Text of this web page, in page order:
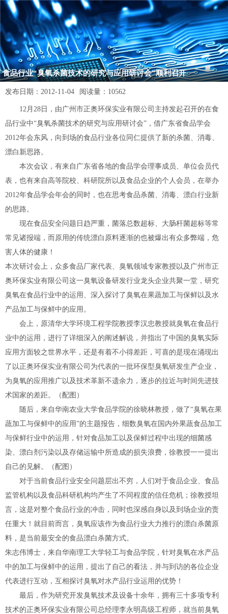
食品行业“臭氧杀菌技术的研究与应用研讨会”顺利召开
发布日期： 2012-11-04 阅读量： 10562
12月28日，由广州市正奥环保实业有限公司主持发起召开的在食
品行业中“臭氧杀菌技术的研究与应用研讨会”，借广东省食品学会
2012年会东风，向到场的食品行业各位同仁提供了新的杀菌、消毒、
漂白新思路。
本次会议，有来自广东省各地的食品学会理事成员、单位会员代
表，也有来自高等院校、科研院所以及食品企业的个人会员，在举办
2012年食品学会年会的同时，也在思考食品杀菌、消毒、漂白行业新
的思路。
现在食品安全问题日趋严重，菌落总数超标、大肠杆菌超标等常
常见诸报端，而原用的传统漂白原料逐渐的也被爆出有众多弊端，危
害人体的健康！
本次研讨会上，众多食品厂家代表、臭氧领域专家教授以及广州市正
奥环保实业有限公司这一臭氧设备研发行业龙头企业共聚一堂，研究
臭氧在食品行业中的运用、深入探讨了臭氧在果蔬加工与保鲜以及水
产品加工与保鲜中的应用。
会上，原清华大学环境工程学院教授李汉忠教授就臭氧在食品行
业中的运用，进行了详细深入的阐述解说，并指出了中国的臭氧实际
应用方面较之世界水平，还是有着不小得差距，可喜的是现在涌现出
了以正奥环保实业有限公司为代表的一批环保型臭氧研发生产企业，
为臭氧的应用推广以及技术革新不遗余力，逐步的拉近与时间先进技
术国家的差距。（配图）
随后，来自华南农业大学食品学院的徐晓林教授，做了“臭氧在果
蔬加工与保鲜中的应用”的主题报告，细数臭氧在国内外果蔬食品加工
与保鲜行业中的运用，针对食品加工以及保鲜过程中出现的细菌感
染、漂白剂污染以及存储运输中所造成的损失浪费，徐教授一一提出
自己的见解。（配图）
对于当前食品行业安全问题层出不穷，人们对于食品企业、食品
监管机构以及食品科研机构均产生了不同程度的信任危机；徐教授坦
言，这是对整个食品行业的冲击，同时也深感自身以及到场企业的责
任重大！就目前而言，臭氧应该作为食品行业大力推行的漂白杀菌原
料，是当前最安全的食品漂白杀菌方式。
朱志伟博士，来自华南理工大学轻工与食品学院，针对臭氧在水产品
中的加工与保鲜中的运用，提出了自己的看法，并与到访的各位企业
代表进行互动，互相探讨臭氧对水产品行业运用的优势！
最后，作为研究开发臭氧技术及设备十余年，拥有三十多项专利
技术的正奥环保实业有限公司总经理李永明高级工程师，就当前臭氧